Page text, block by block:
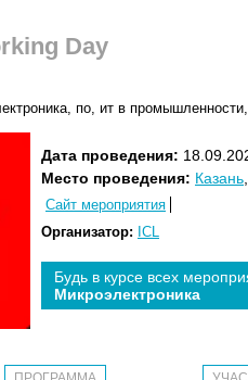
Day
, по, ит в промышленности,
Дата проведения:
Место проведения: Казань
Сайт мероприятия
Организатор: ICL
Будь в курсе всех
Микроэлектроника